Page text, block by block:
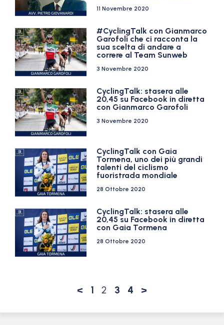
11 Novembre 2020
#CyclingTalk con Gianmarco
Garofoli che ci racconta la
sua scelta di andare a
correre al Team Sunweb
3 Novembre 2020
CyclingTalk: stasera alle
20,45 su Facebook in diretta
con Gianmarco Garofoli
3 Novembre 2020
CyclingTalk con Gaia
Tormena, uno dei più grandi
talenti del ciclismo
fuoristrada mondiale
28 Ottobre 2020
CyclingTalk: stasera alle
20,45 su Facebook in diretta
con Gaia Tormena
28 Ottobre 2020
< 1 2 3 4 >